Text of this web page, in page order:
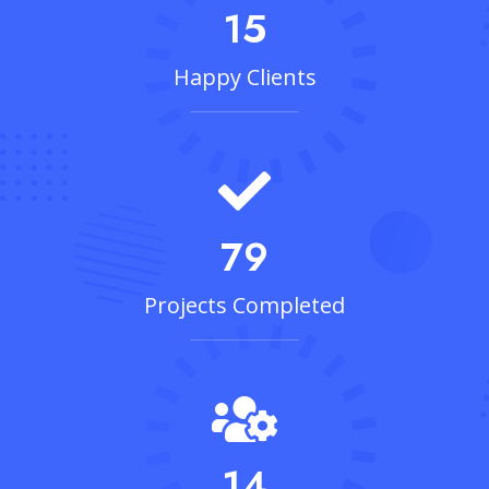
15
Happy Clients
79
Projects Completed